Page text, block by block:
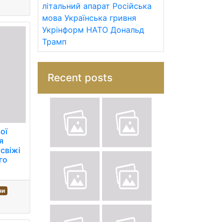
літальний апарат Російська
мова Українська гривня
Укрінформ НАТО Дональд
Трамп
Recent posts